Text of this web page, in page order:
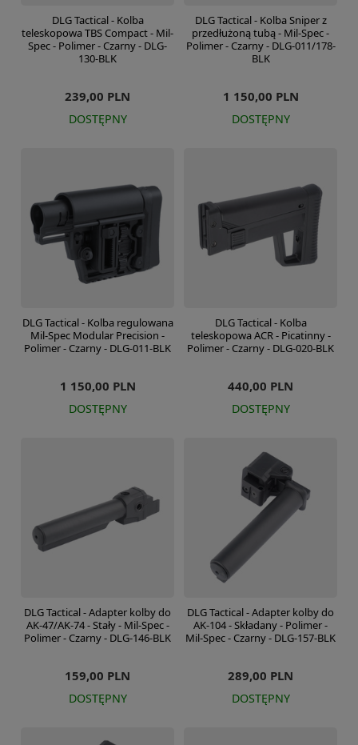
DLG Tactical - Kolba
teleskopowa TBS Compact - Mil-
Spec - Polimer - Czarny - DLG-
130-BLK
239,00 PLN
DOSTĘPNY
DLG Tactical - Kolba Sniper z
przedłużoną tubą - Mil-Spec -
Polimer - Czarny - DLG-011/178-
BLK
1 150,00 PLN
DOSTĘPNY
DLG Tactical - Kolba regulowana
Mil-Spec Modular Precision -
Polimer - Czarny - DLG-011-BLK
1 150,00 PLN
DOSTĘPNY
DLG Tactical - Kolba
teleskopowa ACR - Picatinny -
Polimer - Czarny - DLG-020-BLK
440,00 PLN
DOSTĘPNY
DLG Tactical - Adapter kolby do
AK-47/AK-74 - Stały - Mil-Spec -
Polimer - Czarny - DLG-146-BLK
159,00 PLN
DOSTĘPNY
DLG Tactical - Adapter kolby do
AK-104 - Składany - Polimer -
Mil-Spec - Czarny - DLG-157-BLK
289,00 PLN
DOSTĘPNY